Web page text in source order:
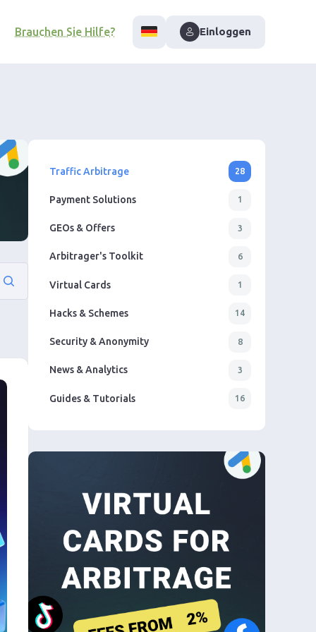
Brauchen Sie Hilfe? Einloggen
Traffic Arbitrage 28
Payment Solutions 1
GEOs & Offers 3
Arbitrager's Toolkit 6
Virtual Cards 1
Hacks & Schemes 14
Security & Anonymity 8
News & Analytics 3
Guides & Tutorials 16